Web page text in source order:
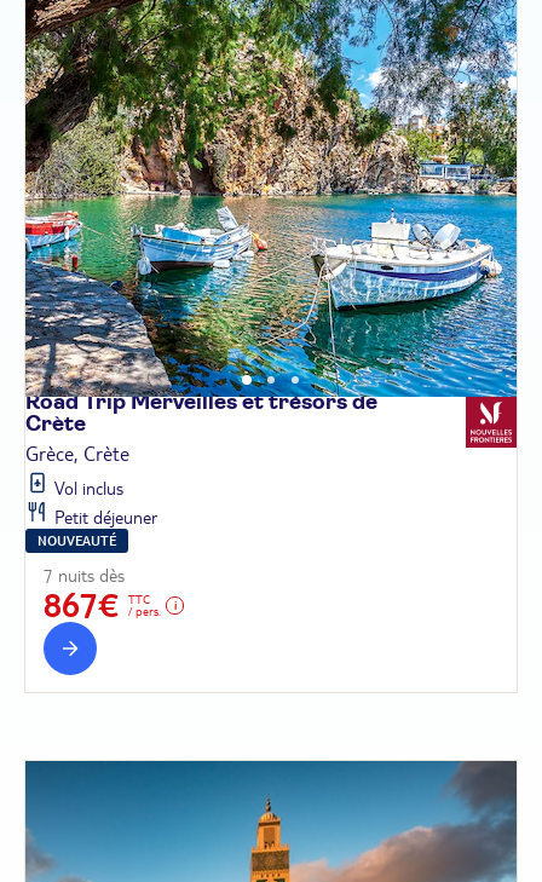
Road Trip Merveilles et trésors de
Crète
Grèce, Crète
Vol inclus
Petit déjeuner
NOUVEAUTÉ
7 nuits dès
867€
TTC
/ pers.